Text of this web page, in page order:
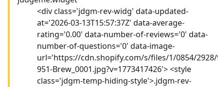
<div class='jdgm-rev-widg' data-updated-
at='2026-03-13T15:57:37Z' data-average-
rating='0.00' data-number-of-reviews='0' data-
number-of-questions='0' data-image-
url='https://cdn.shopify.com/s/files/1/0854/2928/
951-Brew_0001.jpg?v=1773417426'> <style
class='jdgm-temp-hiding-style'>.jdgm-rev-